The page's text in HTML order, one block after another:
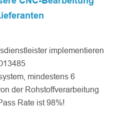
implementieren
mindestens 6
der Rohstoffverarbeitung
Rate ist 98%!